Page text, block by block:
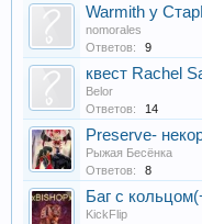
Warmith у
nomorales
Ответов:
9
квест Rachel
Belor
Ответов:
14
Preserve-
Рыжая Бесёнка
Ответов:
8
Баг с
KickFlip